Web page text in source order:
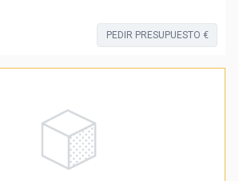
PEDIR PRESUPUESTO €